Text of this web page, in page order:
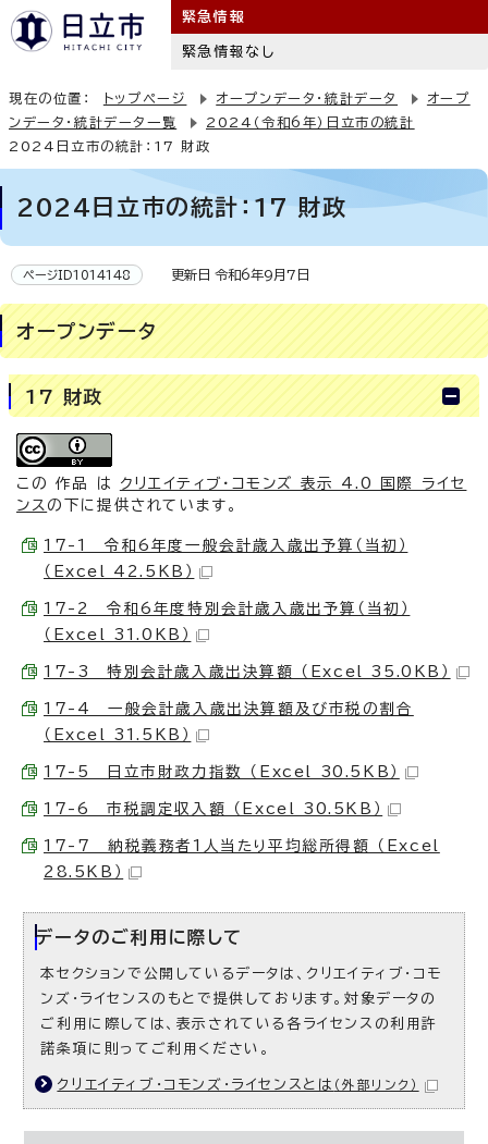
緊急情報
緊急情報なし
現在の位置： トップページ オープンデータ・統計データ
オープ
ンデータ・統計データ一覧
2024（令和6年）日立市の統計
2024日立市の統計：17 財政
2024日立市の統計：17 財政
ページID1014148 更新日 令和6年9月7日
オープンデータ
17 財政
この 作品 は クリエイティブ・コモンズ 表示 4.0 国際 ライセ
ンス の下に提供されています。
17-1 令和6年度一般会計歳入歳出予算（当初）
（Excel 42.5KB）
17-2 令和6年度特別会計歳入歳出予算（当初）
（Excel 31.0KB）
17-3 特別会計歳入歳出決算額 （Excel 35.0KB）
17-4 一般会計歳入歳出決算額及び市税の割合
（Excel 31.5KB）
17-5 日立市財政力指数 （Excel 30.5KB）
17-6 市税調定収入額 （Excel 30.5KB）
17-7 納税義務者1人当たり平均総所得額 （Excel
28.5KB）
データのご利用に際して
本セクションで公開しているデータは、クリエイティブ・コモ
ンズ・ライセンスのもとで提供しております。対象データの
ご利用に際しては、表示されている各ライセンスの利用許
諾条項に則ってご利用ください。
クリエイティブ・コモンズ・ライセンスとは （外部リンク）